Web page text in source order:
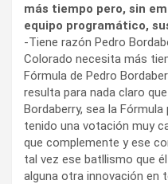
más tiempo pero, sin
equipo programático,
-Tiene razón Pedro
Colorado necesita más
Fórmula de Pedro
resulta para nada claro
Bordaberry, sea la
tenido una votación muy
que complemente y ese
tal vez ese batllismo que
alguna otra innovación en